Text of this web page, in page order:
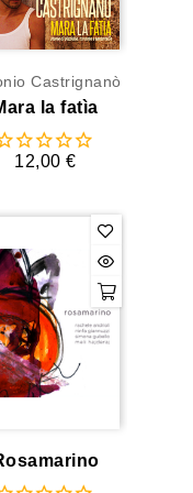
Castrignanò
la fatìa
12,00 €